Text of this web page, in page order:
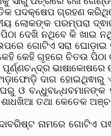
ପଦକ୍ଷେପ ଗ୍ରହଣ
ଲୋକଙ୍କ ପରମ୍ପରା
ଦେଖି ନଥିବେ କି ଖାଇ
ଗୋଟିଏ ସରା ଘୋଡ଼ାଇ
କେହି ଗୃହରେ ଚିତଉ
ଦାଗ ହୋଇଥିଵାରୁ
ଓ
ତଥା କେତେକ
ନାମରେ ଗୋଟିଏ